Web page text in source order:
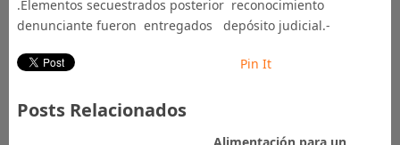
.Elementos secuestrados posterior reconocimiento
denunciante fueron entregados depósito judicial.-
Pin It
Posts Relacionados